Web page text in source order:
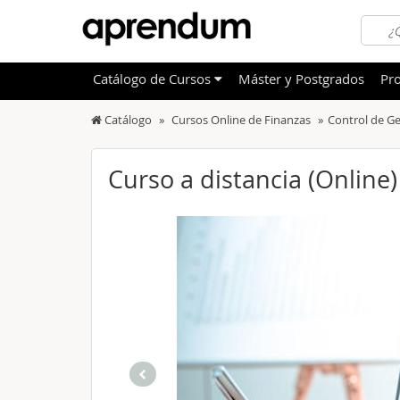
OFERTAS DESTACADAS
Idiomas
Otras
Catálogo Cursos Online de Finanzas Control de
Curso a distancia
Catálogo de Cursos Máster y Postgrados